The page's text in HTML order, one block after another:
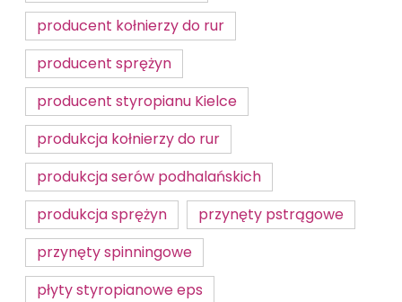
producent kołnierzy do rur
producent sprężyn
producent styropianu Kielce
produkcja kołnierzy do rur
produkcja serów podhalańskich
produkcja sprężyn
przynęty pstrągowe
przynęty spinningowe
płyty styropianowe eps